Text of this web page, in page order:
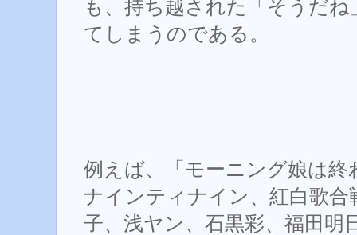
も、持ち越された「そうだ
てしまうのである。
例えば、「モーニング娘は終
ナインティナイン、紅白歌合
子、浅ヤン、石黒彩、福田明